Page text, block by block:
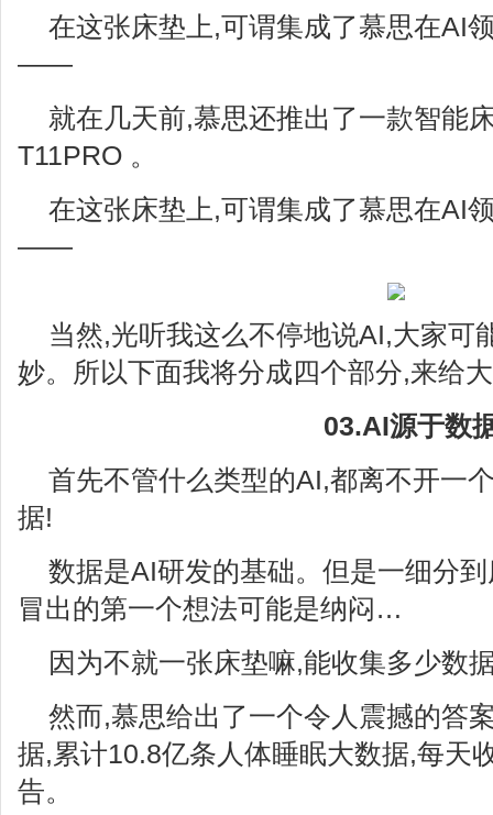
在这张床垫上,可谓集成了慕思在AI
——
就在几天前,慕思还推出了一款智
T11PRO 。
在这张床垫上,可谓集成了慕思在AI
——
当然,光听我这么不停地说AI,大家可
妙。所以下面我将分成四个部分,来给
03.AI源于数
首先不管什么类型的AI,都离不开
据!
数据是AI研发的基础。但是一细分
冒出的第一个想法可能是纳闷…
因为不就一张床垫嘛,能收集多少数
然而,慕思给出了一个令人震撼的答
据,累计10.8亿条人体睡眠大数据,每天
告。